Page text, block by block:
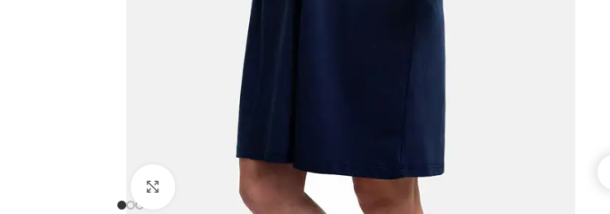
Clicca per ingrandire
Buongiorno ho ordinato il set Azzurra composta da lettino più fasciatoio
materasso paracolpi e piumone per la mia nipotina molto bello tutto il